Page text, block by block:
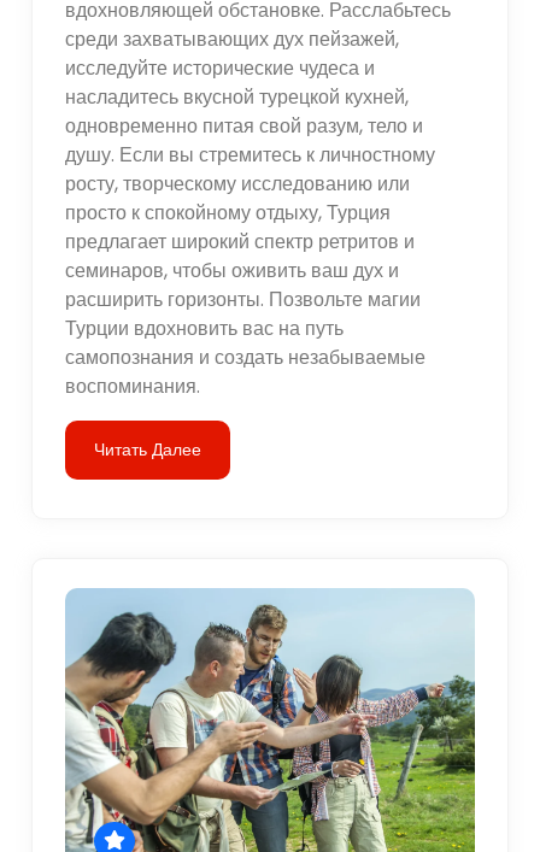
вдохновляющей обстановке. Расслабьтесь
среди захватывающих дух пейзажей,
исследуйте исторические чудеса и
насладитесь вкусной турецкой кухней,
одновременно питая свой разум, тело и
душу. Если вы стремитесь к личностному
росту, творческому исследованию или
просто к спокойному отдыху, Турция
предлагает широкий спектр ретритов и
семинаров, чтобы оживить ваш дух и
расширить горизонты. Позвольте магии
Турции вдохновить вас на путь
самопознания и создать незабываемые
воспоминания.
Читать Далее